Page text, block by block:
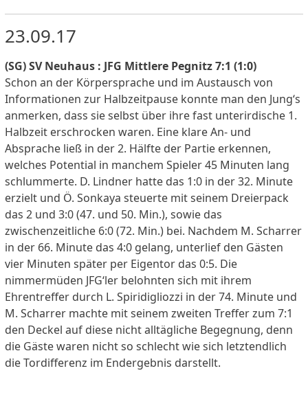
23.09.17
(SG) SV Neuhaus : JFG Mittlere Pegnitz 7:1 (1:0)
Schon an der Körpersprache und im Austausch von
Informationen zur Halbzeitpause konnte man den Jung‘s
anmerken, dass sie selbst über ihre fast unterirdische 1.
Halbzeit erschrocken waren. Eine klare An- und
Absprache ließ in der 2. Hälfte der Partie erkennen,
welches Potential in manchem Spieler 45 Minuten lang
schlummerte. D. Lindner hatte das 1:0 in der 32. Minute
erzielt und Ö. Sonkaya steuerte mit seinem Dreierpack
das 2 und 3:0 (47. und 50. Min.), sowie das
zwischenzeitliche 6:0 (72. Min.) bei. Nachdem M. Scharrer
in der 66. Minute das 4:0 gelang, unterlief den Gästen
vier Minuten später per Eigentor das 0:5. Die
nimmermüden JFG‘ler belohnten sich mit ihrem
Ehrentreffer durch L. Spiridigliozzi in der 74. Minute und
M. Scharrer machte mit seinem zweiten Treffer zum 7:1
den Deckel auf diese nicht alltägliche Begegnung, denn
die Gäste waren nicht so schlecht wie sich letztendlich
die Tordifferenz im Endergebnis darstellt.